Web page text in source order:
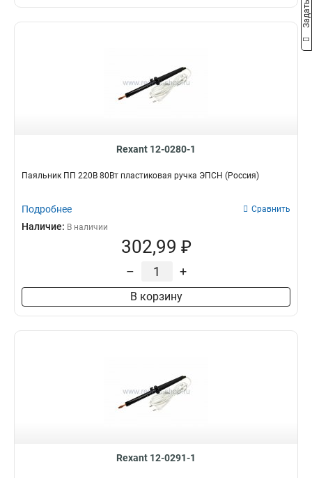
Rexant 12-0280-1
Паяльник ПП 220В 80Вт пластиковая ручка ЭПСН (Россия)
Подробнее Сравнить
Наличие: В наличии
302,99 ₽
– +
В корзину
Rexant 12-0291-1